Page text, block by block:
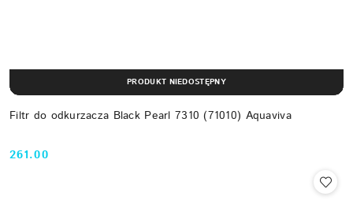
Filtr do odkurzacza Black Pearl 7310 (71010) Aquaviva
Cena:
261.00
PRODUKT NIEDOSTĘPNY